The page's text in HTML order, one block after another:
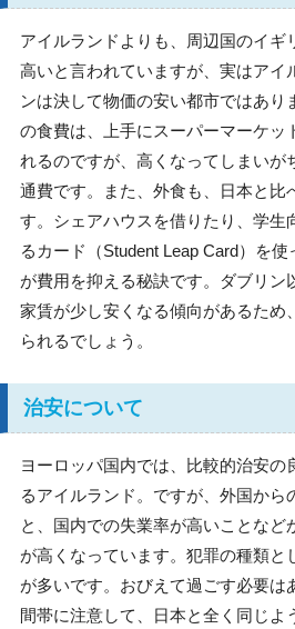
アイルランドよりも、周辺国のイギ
高いと言われていますが、実はアイ
ンは決して物価の安い都市ではあり
の食費は、上手にスーパーマーケッ
れるのですが、高くなってしまいが
通費です。また、外食も、日本と比
す。シェアハウスを借りたり、学生
るカード（Student Leap Card）を
が費用を抑える秘訣です。ダブリン
家賃が少し安くなる傾向があるため
られるでしょう。
治安について
ヨーロッパ国内では、比較的治安の
るアイルランド。ですが、外国から
と、国内での失業率が高いことなど
が高くなっています。犯罪の種類と
が多いです。おびえて過ごす必要は
間帯に注意して、日本と全く同じよ